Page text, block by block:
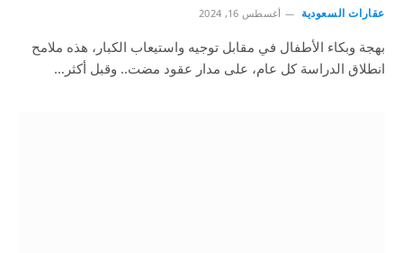
عقارات السعودية أغسطس 16, 2024
بهجة وبكاء الأطفال في مقابل توجيه واستيعاب الكبار، هذه ملامح
انطلاق الدراسة كل عام، على مدار عقود مضت.. وقبل أكثر…